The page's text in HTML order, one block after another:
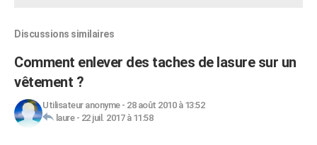
Discussions similaires
Comment enlever des taches de lasure sur un
vêtement ?
Utilisateur anonyme- 28 août 2010 à 13:52
laure- 22 juil. 2017 à 11:58